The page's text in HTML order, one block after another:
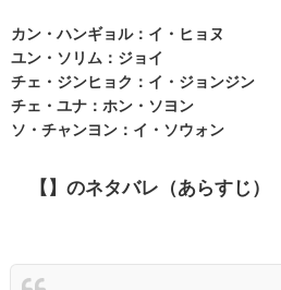
カン・ハンギョル：イ・ヒョヌ
ユン・ソリム：ジョイ
チェ・ジンヒョク：イ・ジョンジン
チェ・ユナ：ホン・ソヨン
ソ・チャンヨン：イ・ソウォン
【】のネタバレ（あらすじ）